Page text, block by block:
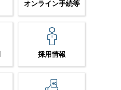
オンライン手続等
採用情報